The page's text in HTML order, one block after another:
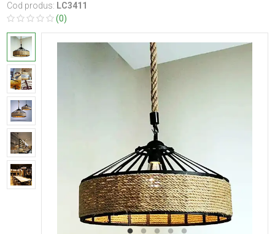
Cod produs: LC3411
(0)